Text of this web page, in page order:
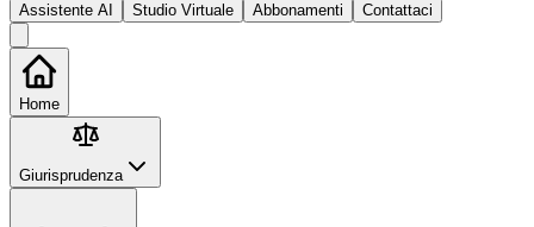
Assistente AI Studio Virtuale Abbonamenti Contattaci
Home
Giurisprudenza